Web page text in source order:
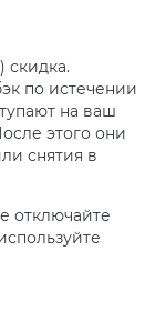
скидка.
по истечении
на ваш
этого они
снятия в
отключайте